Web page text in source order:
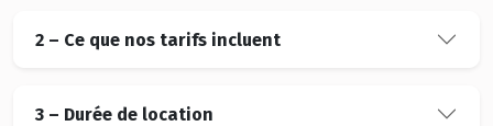
2 – Ce que nos tarifs incluent
3 – Durée de location